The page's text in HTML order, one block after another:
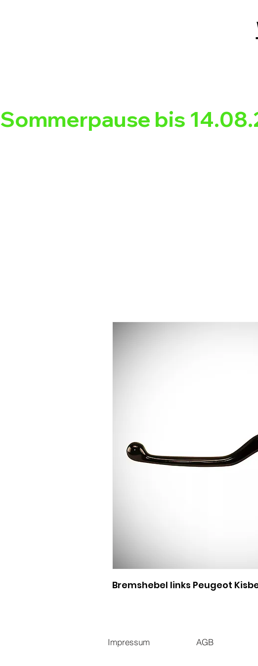
Sommerpause bis
Bremshebel links Peugeot
Impressum AGB